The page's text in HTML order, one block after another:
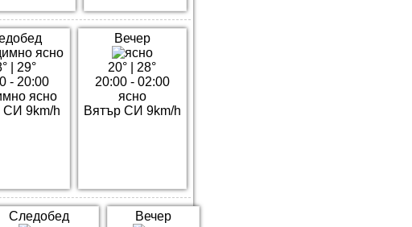
| 29°
- 20:00
ясно
СИ 9km/h
Вечер
20°
28°
20:00 - 02:00
ясно
Вятър СИ 9km/h
Следобед Вечер